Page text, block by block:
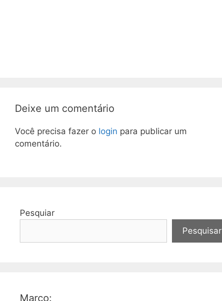
Deixe um comentário
Você precisa fazer o login para publicar um
comentário.
Pesquiar
Pesquisar
Março: